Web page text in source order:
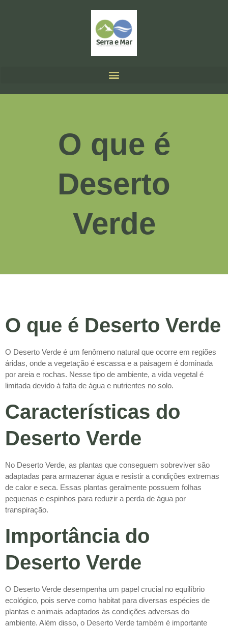
O que é
Deserto
Verde
O que é Deserto Verde
O Deserto Verde é um fenômeno natural que ocorre em regiões
áridas, onde a vegetação é escassa e a paisagem é dominada
por areia e rochas. Nesse tipo de ambiente, a vida vegetal é
limitada devido à falta de água e nutrientes no solo.
Características do
Deserto Verde
No Deserto Verde, as plantas que conseguem sobreviver são
adaptadas para armazenar água e resistir a condições extremas
de calor e seca. Essas plantas geralmente possuem folhas
pequenas e espinhos para reduzir a perda de água por
transpiração.
Importância do
Deserto Verde
O Deserto Verde desempenha um papel crucial no equilíbrio
ecológico, pois serve como habitat para diversas espécies de
plantas e animais adaptados às condições adversas do
ambiente. Além disso, o Deserto Verde também é importante